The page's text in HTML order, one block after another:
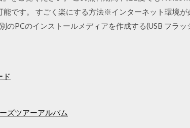
です。 すごく楽にする方法※インターネット環境
のPCのインストールメディアを作成する(USB フラ
ド
ズツアーアルバム